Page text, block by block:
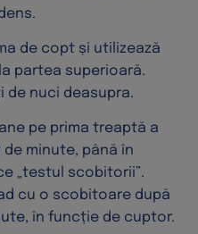
de copt și utilizează
partea superioară.
de nuci deasupra.
pe prima treaptă a
minute, până în
„testul scobitorii”.
cu o scobitoare după
în funcție de cuptor.